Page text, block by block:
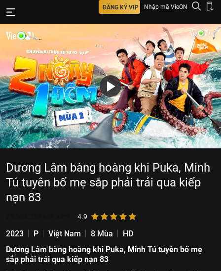
ĐĂNG KÝ VIP Nhập mã VieON
Dương Lâm bàng hoàng khi Puka, Minh
Tú tuyên bố mẹ sắp phải trải qua kiếp
nạn 83
4.9
2023 P Việt Nam 8 Mùa
HD
Dương Lâm bàng hoàng khi Puka, Minh Tú tuyên bố mẹ
sắp phải trải qua kiếp nạn 83